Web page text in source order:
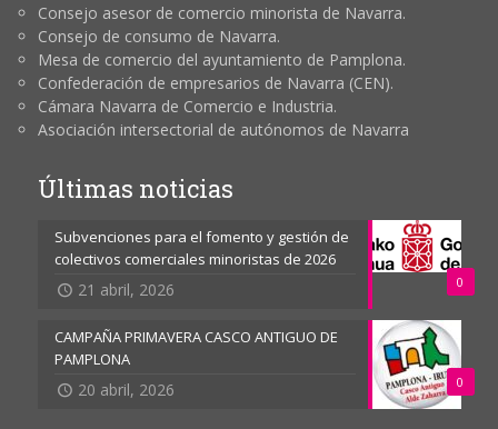
Consejo asesor de comercio minorista de Navarra.
Consejo de consumo de Navarra.
Mesa de comercio del ayuntamiento de Pamplona.
Confederación de empresarios de Navarra (CEN).
Cámara Navarra de Comercio e Industria.
Asociación intersectorial de autónomos de Navarra
Últimas noticias
0
Subvenciones para el fomento y gestión de
colectivos comerciales minoristas de 2026
21 abril, 2026
0
CAMPAÑA PRIMAVERA CASCO ANTIGUO DE
PAMPLONA
20 abril, 2026